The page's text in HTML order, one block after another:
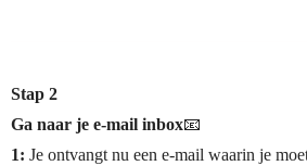
Stap 2
Ga naar je e-mail inbox📧
1: Je ontvangt nu een e-mail waarin je